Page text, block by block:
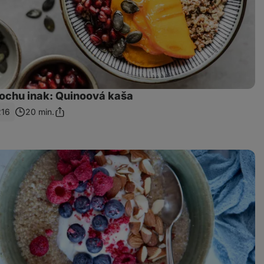
inak: Quinoová kaša
20 min.Zdieľať